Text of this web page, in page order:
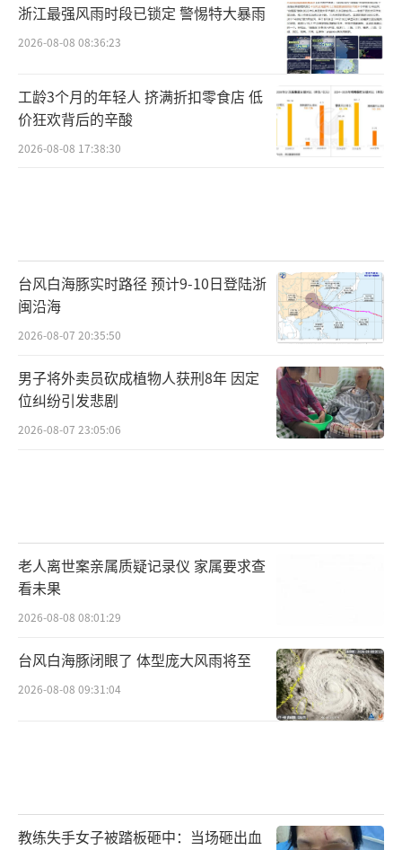
浙江最强风雨时段已锁定 警惕特大暴雨
2026-08-08 08:36:23
工龄3个月的年轻人 挤满折扣零食店 低
价狂欢背后的辛酸
2026-08-08 17:38:30
台风白海豚实时路径 预计9-10日登陆浙
闽沿海
2026-08-07 20:35:50
男子将外卖员砍成植物人获刑8年 因定
位纠纷引发悲剧
2026-08-07 23:05:06
老人离世案亲属质疑记录仪 家属要求查
看未果
2026-08-08 08:01:29
台风白海豚闭眼了 体型庞大风雨将至
2026-08-08 09:31:04
教练失手女子被踏板砸中：当场砸出血